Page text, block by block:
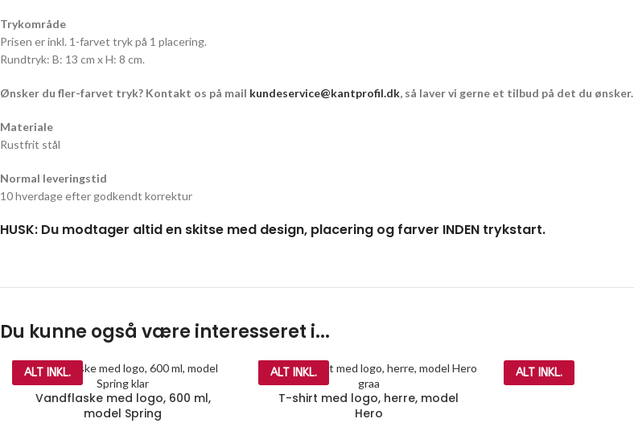
Trykområde
Prisen er inkl. 1-farvet tryk på 1 placering.
Rundtryk: B: 13 cm x H: 8 cm.
Ønsker du fler-farvet tryk? Kontakt os på mail kundeservice@kantprofil.dk, så laver vi gerne et tilbud på det du ønsker.
Materiale
Rustfrit stål
Normal leveringstid
10 hverdage efter godkendt korrektur
HUSK: Du modtager altid en skitse med design, placering og farver INDEN trykstart.
Du kunne også være interesseret i...
ALT INKL.
Vandflaske med logo, 600 ml,
model Spring
ALT INKL.
T-shirt med logo, herre, model
Hero
ALT INKL.